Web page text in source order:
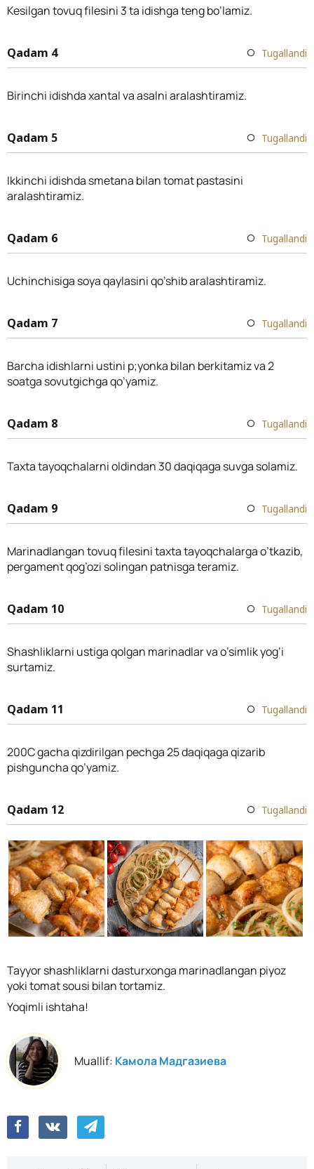
Kesilgan tovuq filesini 3 ta idishga teng bo’lamiz.
Qadam 4 Tugallandi
Birinchi idishda xantal va asalni aralashtiramiz.
Qadam 5 Tugallandi
Ikkinchi idishda smetana bilan tomat pastasini
aralashtiramiz.
Qadam 6 Tugallandi
Uchinchisiga soya qaylasini qo’shib aralashtiramiz.
Qadam 7 Tugallandi
Barcha idishlarni ustini p;yonka bilan berkitamiz va 2
soatga sovutgichga qo’yamiz.
Qadam 8 Tugallandi
Taxta tayoqchalarni oldindan 30 daqiqaga suvga solamiz.
Qadam 9 Tugallandi
Marinadlangan tovuq filesini taxta tayoqchalarga o’tkazib,
pergament qog’ozi solingan patnisga teramiz.
Qadam 10 Tugallandi
Shashliklarni ustiga qolgan marinadlar va o’simlik yog’i
surtamiz.
Qadam 11 Tugallandi
200C gacha qizdirilgan pechga 25 daqiqaga qizarib
pishguncha qo’yamiz.
Qadam 12 Tugallandi
Tayyor shashliklarni dasturxonga marinadlangan piyoz
yoki tomat sousi bilan tortamiz.
Yoqimli ishtaha!
Muallif: Камола Мадгазиева